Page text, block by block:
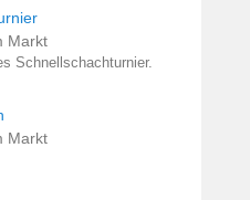
Markt
Schnellschachturnier.
Markt